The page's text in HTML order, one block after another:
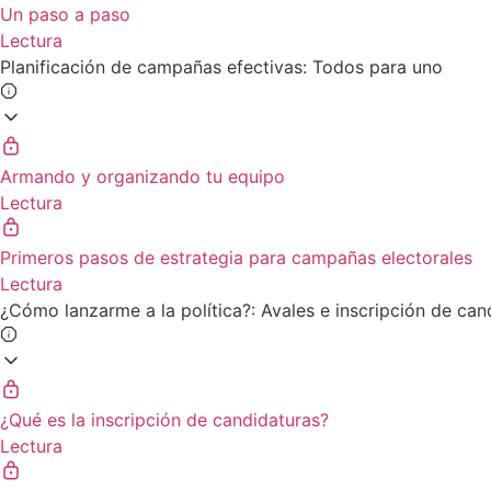
Un paso a paso
Lectura
Planificación de campañas efectivas: Todos para uno
Armando y organizando tu equipo
Lectura
Primeros pasos de estrategia para campañas electorales
Lectura
¿Cómo lanzarme a la política?: Avales e inscripción de
¿Qué es la inscripción de candidaturas?
Lectura